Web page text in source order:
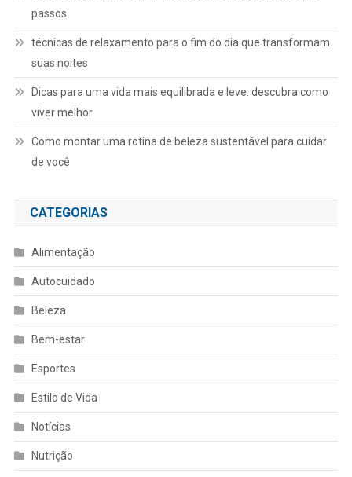
passos
técnicas de relaxamento para o fim do dia que transformam
suas noites
Dicas para uma vida mais equilibrada e leve: descubra como
viver melhor
Como montar uma rotina de beleza sustentável para cuidar
de você
CATEGORIAS
Alimentação
Autocuidado
Beleza
Bem-estar
Esportes
Estilo de Vida
Notícias
Nutrição